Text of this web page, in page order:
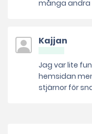
många andra
Kajjan
Jag var lite
hemsidan
stjärnor för